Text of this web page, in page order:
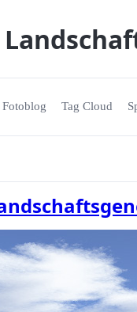
Fotoblog Tag Cloud